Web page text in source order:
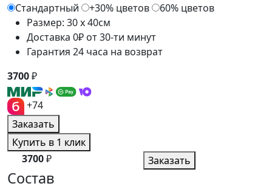
Стандартный
+30% цветов
60% цветов
Размер: 30 x 40см
Доставка 0₽ от 30-ти минут
Гарантия 24 часа на возврат
3700₽
+74
Заказать
Купить в 1 клик
3700₽ Заказать
Состав